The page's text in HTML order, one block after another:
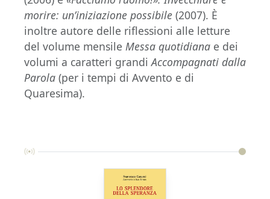
morire: un’iniziazione possibile (2007). È
inoltre autore delle riflessioni alle letture
del volume mensile Messa quotidiana e dei
volumi a caratteri grandiAccompagnati dalla
Parola (per i tempi di Avvento e di
Quaresima).